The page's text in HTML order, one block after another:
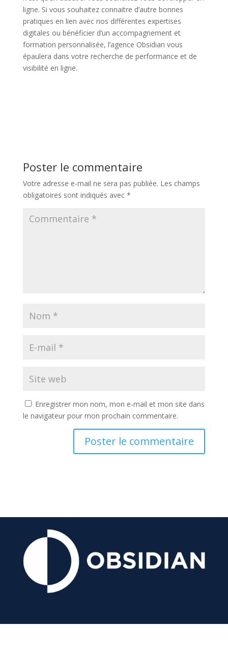
ligne. Si vous souhaitez connaitre d’autre bonnes
pratiques en lien avec nos différentes expertises
digitales ou bénéficier d’un accompagnement et
formation personnalisée, l’agence Obsidian vous
épaulera dans votre recherche de performance et de
visibilité en ligne.
Poster le commentaire
Votre adresse e-mail ne sera pas publiée. Les champs
obligatoires sont indiqués avec *
Enregistrer mon nom, mon e-mail et mon site dans
le navigateur pour mon prochain commentaire.